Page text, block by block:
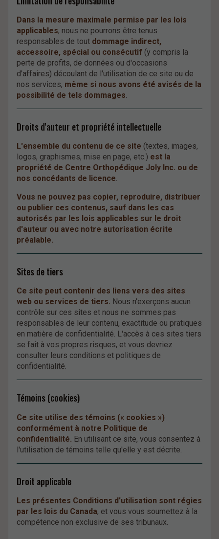
Dans la mesure maximale permise par les lois
applicables, nous ne pourrons être tenus
responsables de tout dommage indirect,
accessoire, spécial ou consécutif (y compris la
perte de profits, de données ou d'occasions
d'affaires) découlant de l'utilisation de ce site ou de
nos services, même si nous avons été avisés de la
possibilité de tels dommages.
Droits d'auteur et propriété intellectuelle
L'ensemble du contenu de ce site (textes, images,
logos, graphismes, mise en page, etc.) est la
propriété de Centre Orthopédique Joly Inc. ou de
nos concédants de licence.
Vous ne pouvez pas copier, reproduire, distribuer
ou publier ces contenus, sauf dans les cas
autorisés par les lois applicables sur le droit
d'auteur ou avec notre autorisation écrite
préalable.
Sites de tiers
Ce site peut contenir des liens vers des sites
web ou services de tiers. Nous n'exerçons aucun
contrôle sur ces sites et nous ne sommes pas
responsables de leur contenu, exactitude ou pratiques
en matière de confidentialité. L'accès à ces sites tiers
se fait à vos propres risques, et vous devriez
consulter leurs conditions et politiques de
confidentialité.
Témoins (cookies)
Ce site utilise des témoins (« cookies »)
conformément à notre Politique de
confidentialité. En utilisant ce site, vous consentez à
l'utilisation de témoins telle qu'elle y est décrite.
Droit applicable
Les présentes Conditions d'utilisation sont régies
par les lois du Canada, et vous vous soumettez à la
compétence non exclusive de ses tribunaux.